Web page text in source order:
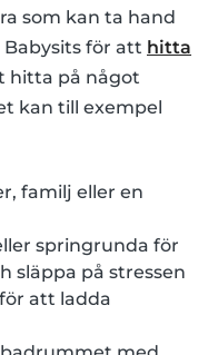
som kan ta hand
för att hitta
hitta på något
kan till exempel
familj eller en
springrunda för
släppa på stressen
att ladda